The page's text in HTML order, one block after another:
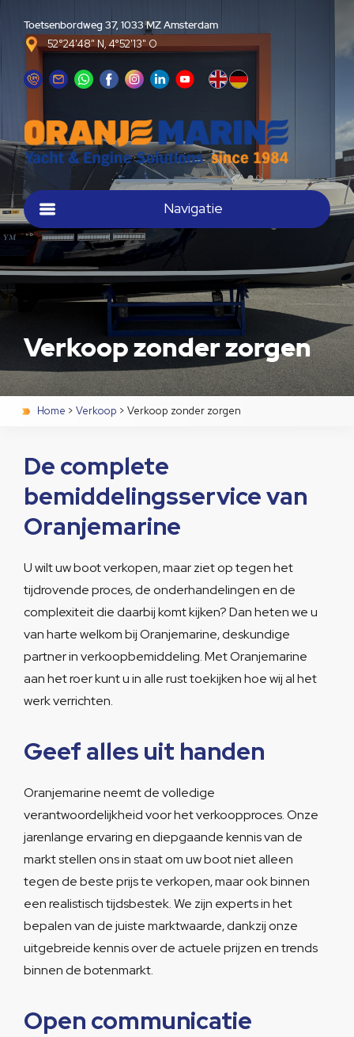
Toetsenbordweg 37, 1033 MZ Amsterdam
52°24'48" N, 4°52'13" O
Navigatie
Home > Verkoop > Verkoop zonder zorgen
Verkoop zonder zorgen
De complete
bemiddelingsservice van
Oranjemarine
U wilt uw boot verkopen, maar ziet op tegen het
tijdrovende proces, de onderhandelingen en de
complexiteit die daarbij komt kijken? Dan heten we u
van harte welkom bij Oranjemarine, deskundige
partner in verkoopbemiddeling. Met Oranjemarine
aan het roer kunt u in alle rust toekijken hoe wij al het
werk verrichten.
Geef alles uit handen
Oranjemarine neemt de volledige
verantwoordelijkheid voor het verkoopproces. Onze
jarenlange ervaring en diepgaande kennis van de
markt stellen ons in staat om uw boot niet alleen
tegen de beste prijs te verkopen, maar ook binnen
een realistisch tijdsbestek. We zijn experts in het
bepalen van de juiste marktwaarde, dankzij onze
uitgebreide kennis over de actuele prijzen en trends
binnen de botenmarkt.
Open communicatie